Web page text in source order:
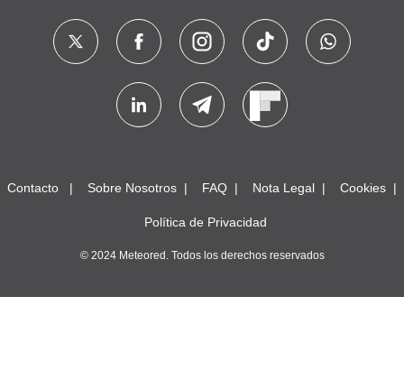
Contacto Sobre Nosotros FAQ Nota Legal Cookies
Política de Privacidad
© 2024 Meteored. Todos los derechos reservados